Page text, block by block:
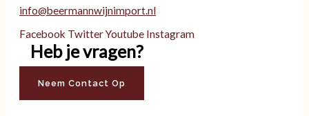
info@beermannwijnimport.nl
Facebook TwitterYoutube Instagram
Heb je vragen?
Neem Contact Op